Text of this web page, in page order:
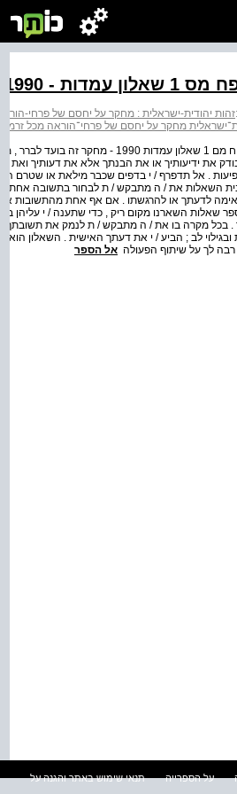
שאלון עמדות - 1990
זהות יהודית-ישראלית : מחקר על יחסם של פרחי-הוראה
מחקר על יחסם של פרחי־הוראה מכל זרמי
נם & ח מם 1 שאלון עמדות 1990 -
בודק את ידיעותיך או את הבנתך אלא את דעותיך
. אל תדפרף / י בדפים שכבר מילאת או שטרם
השאלות את / ה מתבקש / ת לבחור בתשובה אחת
לדעתך או להרגשתו . אם אף אחת מהתשובות
שאלות השארנו מקום ריק , כדי שתענה / י עליהן
. בכל מקרה בו את / ה מתבקש / ת לנמק את תשובתך ,
ובגילוי לב ; הביע / י את דעתך האישית . השאלון הוא
לך על שיתוף הפעולה אל הספר
על הספרייה
תנאי שימוש באתר והגנה על